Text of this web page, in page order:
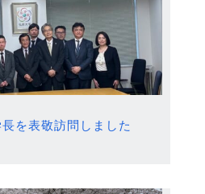
を表敬訪問しました